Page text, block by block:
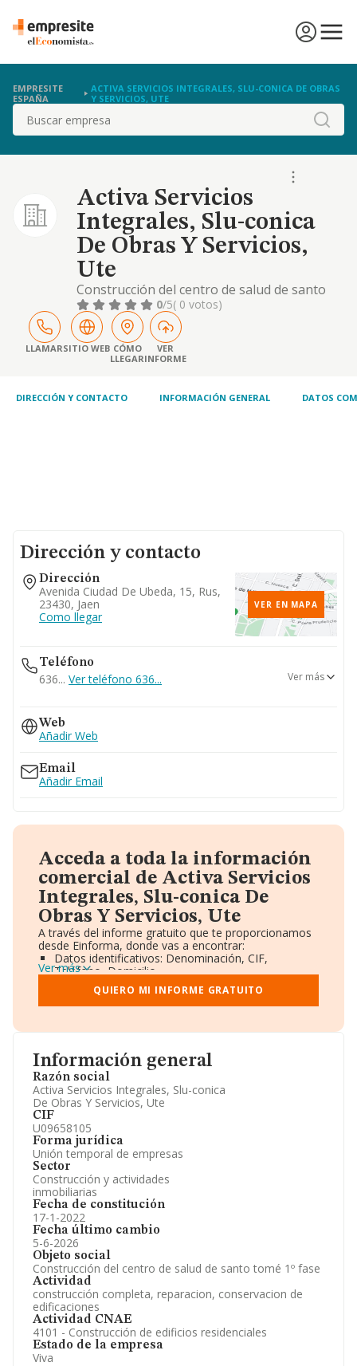
EMPRESITE
ESPAÑA
ACTIVA SERVICIOS INTEGRALES, SLU-CONICA DE OBRAS
Y SERVICIOS, UTE
Buscar
Activa Servicios
Integrales, Slu-conica
De Obras Y Servicios,
Ute
Construcción del centro de salud de santo
tomé 1º fase 0/5( 0 votos)
LLAMARSITIO WEB CÓMO
LLEGAR
VER
INFORME
DIRECCIÓN Y CONTACTO INFORMACIÓN GENERAL DATOS
Información general
Razón social
Activa Servicios Integrales, Slu-conica
De Obras Y Servicios, Ute
CIF
U09658105
Forma jurídica
Unión temporal de empresas
Sector
Construcción y actividades
inmobiliarias
Fecha de constitución
17-1-2022
Fecha último cambio
5-6-2026
Objeto social
Construcción del centro de salud de santo tomé 1º fase
Actividad
construcción completa, reparacion, conservacion de
edificaciones
Actividad CNAE
4101 - Construcción de edificios residenciales
Estado de la empresa
Viva
Dirección y contacto
Dirección
Avenida Ciudad De Ubeda, 15, Rus,
23430, Jaen
Como llegar
VER EN MAPA
Teléfono
636... Ver teléfono 636...
637...
Ver teléfono 637...
953770633
Ver más
Web
Añadir Web
Email
Añadir Email
Acceda a toda la información
comercial de Activa Servicios
Integrales, Slu-conica De
Obras Y Servicios, Ute
A través del informe gratuito que te proporcionamos
desde Einforma, donde vas a encontrar:
Datos identificativos: Denominación, CIF,
Teléfono, Domicilio.
Informe Mercantil Completo (BORME).
Gráficos de Evolución Ventas y Empleados.
Consejo de Administración y Administradores.
Accionistas.
Artículos de prensa publicados sobre la empresa.
Información oficial y registral complementaria.
Ver más
QUIERO MI INFORME GRATUITO